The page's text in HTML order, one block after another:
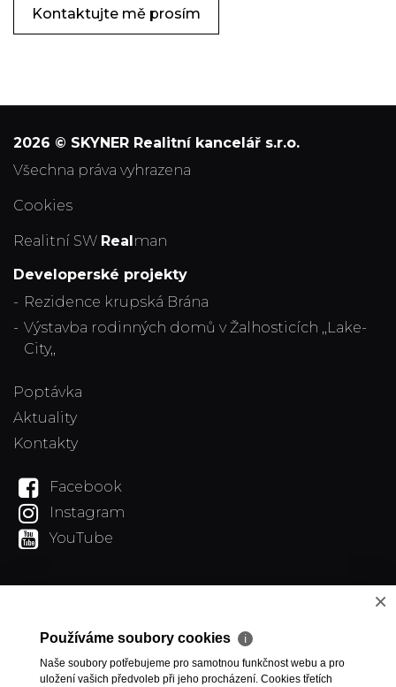
Kontaktujte mě prosím
2026 © SKYNER Realitní kancelář s.r.o.
všechna práva vyhrazena
Cookies
Realitní SW Real man
Developerské projekty
Rezidence krupská Brána
Výstavba rodinných domů v Žalhosticích ,,Lake-
City,,
Poptávka
Aktuality
Kontakty
Facebook
Instagram
YouTube
×
Používáme soubory cookies ℹ
Naše soubory potřebujeme pro samotnou funkčnost webu a pro
uložení vašich předvoleb při jeho procházení. Cookies třetích